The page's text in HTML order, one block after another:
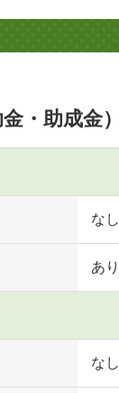
・助成金）
なし
あり
なし